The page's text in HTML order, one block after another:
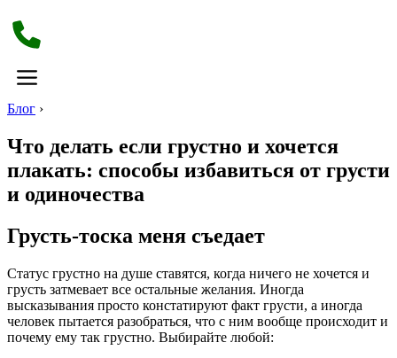
Блог ›
Что делать если грустно и хочется
плакать: способы избавиться от грусти
и одиночества
Грусть-тоска меня съедает
Статус грустно на душе ставятся, когда ничего не хочется и
грусть затмевает все остальные желания. Иногда
высказывания просто констатируют факт грусти, а иногда
человек пытается разобраться, что с ним вообще происходит и
почему ему так грустно. Выбирайте любой: